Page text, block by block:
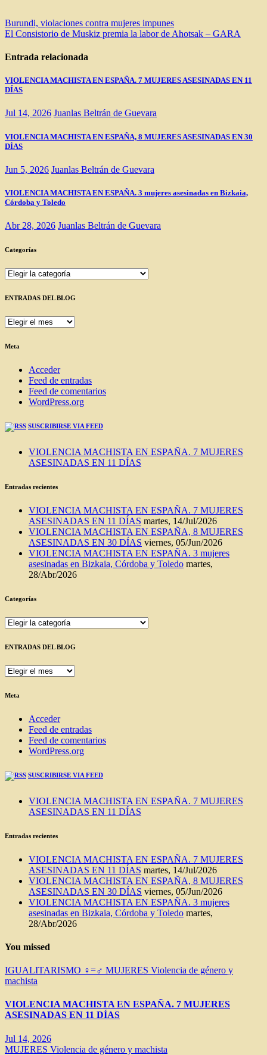
Navegación
de
entradas
Burundi, violaciones contra mujeres impunes
El Consistorio de Muskiz premia la labor de Ahotsak – GARA
Entrada relacionada
VIOLENCIA MACHISTA EN ESPAÑA. 7 MUJERES ASESINADAS EN 11
DÍAS
Jul 14, 2026 Juanlas Beltrán de Guevara
VIOLENCIA MACHISTA EN ESPAÑA, 8 MUJERES ASESINADAS EN 30
DÍAS
Jun 5, 2026 Juanlas Beltrán de Guevara
VIOLENCIA MACHISTA EN ESPAÑA. 3 mujeres asesinadas en Bizkaia,
Córdoba y Toledo
Abr 28, 2026 Juanlas Beltrán de Guevara
Categorías
Categorías
ENTRADAS DEL BLOG
ENTRADAS
BLOG
Meta
Acceder
Feed de entradas
Feed de comentarios
WordPress.org
SUSCRIBIRSE VIA FEED
VIOLENCIA MACHISTA EN ESPAÑA. 7 MUJERES
ASESINADAS EN 11 DÍAS
Entradas recientes
VIOLENCIA MACHISTA EN ESPAÑA. 7 MUJERES
ASESINADAS EN 11 DÍAS martes, 14/Jul/2026
VIOLENCIA MACHISTA EN ESPAÑA, 8 MUJERES
ASESINADAS EN 30 DÍAS viernes, 05/Jun/2026
VIOLENCIA MACHISTA EN ESPAÑA. 3 mujeres
asesinadas en Bizkaia, Córdoba y Toledo martes,
28/Abr/2026
Categorías
Categorías
ENTRADAS DEL BLOG
ENTRADAS
BLOG
Meta
Acceder
Feed de entradas
Feed de comentarios
WordPress.org
SUSCRIBIRSE VIA FEED
VIOLENCIA MACHISTA EN ESPAÑA. 7 MUJERES
ASESINADAS EN 11 DÍAS
Entradas recientes
VIOLENCIA MACHISTA EN ESPAÑA. 7 MUJERES
ASESINADAS EN 11 DÍAS martes, 14/Jul/2026
VIOLENCIA MACHISTA EN ESPAÑA, 8 MUJERES
ASESINADAS EN 30 DÍAS viernes, 05/Jun/2026
VIOLENCIA MACHISTA EN ESPAÑA. 3 mujeres
asesinadas en Bizkaia, Córdoba y Toledo martes,
28/Abr/2026
You missed
IGUALITARISMO ♀=♂ MUJERES Violencia de género y
machista
VIOLENCIA MACHISTA EN ESPAÑA. 7 MUJERES
ASESINADAS EN 11 DÍAS
Jul 14, 2026
MUJERES Violencia de género y machista